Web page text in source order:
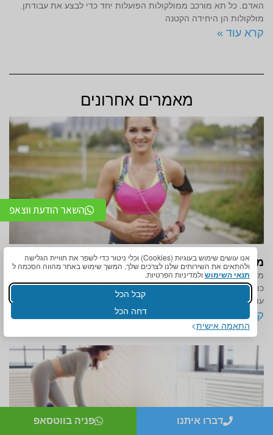
אנו עושים שימוש בעוגיות (Cookies) וכלי ניטור כדי לשפר את חוויית הגלישה
ולהתאים את השירותים שלנו לצרכים שלך. המשך שימוש באתר מהווה הסכמה ל
תנאי השימוש ולמדיניות הפרטיות.
קבל הכל
דחה הכל
התאמה אישית
האדם. כל תא מורכב ממולקולות הפועלות יחד כדי לבצע את עבודתן.
מולקולות הן היחידה הקטנה
קרא עוד »
מאמרים אחרונים
מדרסים לריצה וספורט
מדרסים לריצה וספורט אחת הדרכים הנפוצות והיעילות לשמירה על
כושר גופני, על הגזרה ועל הבריאות באופן כללי היא ריצה. רבים מאתנו
עוסקים בפעילות ספורטיבית זו
קרא עוד »
השאר הודעת ווצאפ
דברו איתנו פניה בווטסאפ